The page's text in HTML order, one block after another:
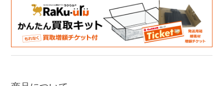
ワイヤレス接続 6ボタン